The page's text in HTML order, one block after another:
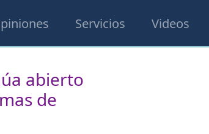
Servicios Videos
abierto
de